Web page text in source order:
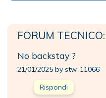
FORUM
No backstay ?
21/01/2025 by stw-11066
Rispondi